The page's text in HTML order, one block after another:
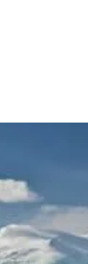
servono
di arrampicata.
rimanere
fatto. Ho
di
più
notte della
e mi muovevo